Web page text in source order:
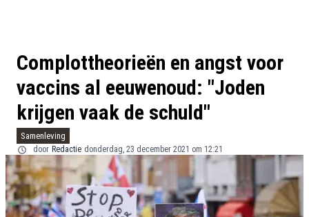
Complottheorieën en angst voor
vaccins al eeuwenoud: "Joden
krijgen vaak de schuld"
Samenleving
door Redactie donderdag, 23 december 2021 om 12:21